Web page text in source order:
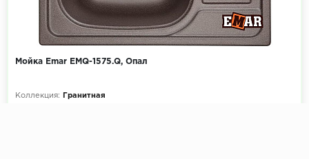
Мойка Emar EMQ-1575.Q, Опал
Коллекция:
Гранитная